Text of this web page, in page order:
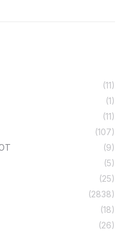
(11)
(1)
(11)
(107)
(9)
(5)
(25)
(2838)
(18)
(26)